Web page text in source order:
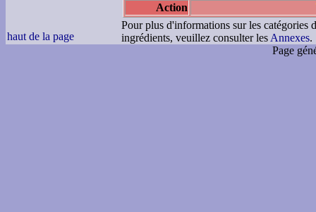
Action
haut de la page
Pour plus d'informations sur les catégories
ingrédients, veuillez consulter les Annexes.
Page